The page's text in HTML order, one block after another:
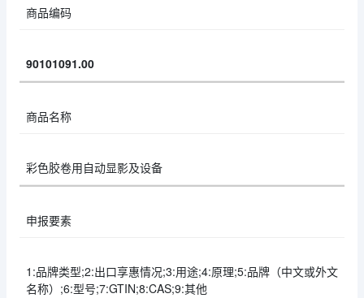
商品编码
90101091.00
商品名称
彩色胶卷用自动显影及设备
申报要素
1:品牌类型;2:出口享惠情况;3:用途;4:原理;5:品牌（中文或外文
名称）;6:型号;7:GTIN;8:CAS;9:其他